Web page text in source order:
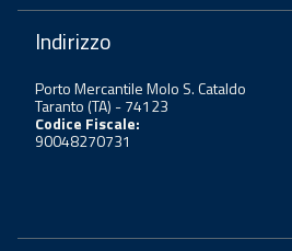
Indirizzo
Porto Mercantile Molo S. Cataldo
Taranto (TA) - 74123
Codice Fiscale:
90048270731